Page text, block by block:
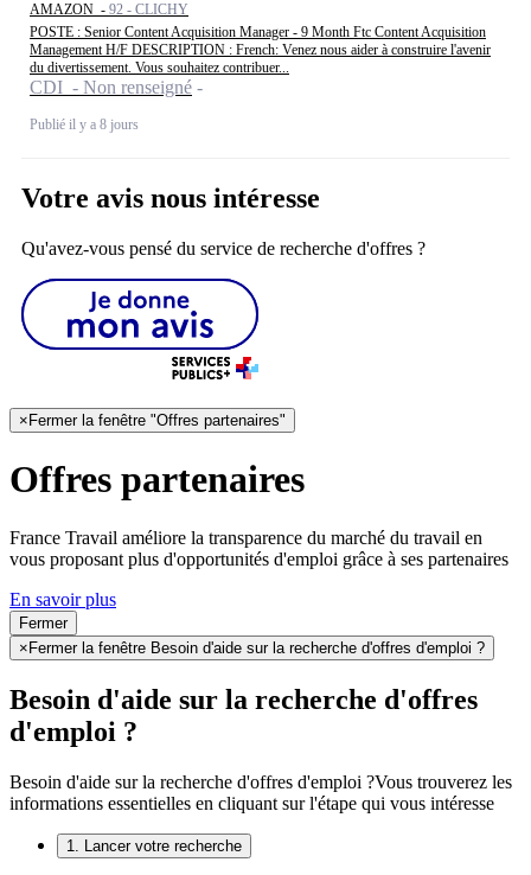
AMAZON - 92 - CLICHY
POSTE : Senior Content Acquisition Manager - 9 Month Ftc Content Acquisition
Management H/F DESCRIPTION : French: Venez nous aider à construire l'avenir
du divertissement. Vous souhaitez contribuer...
CDI - Non renseigné
Publié il y a 8 jours
Votre avis nous intéresse
Qu'avez-vous pensé du service de recherche d'offres ?
× Fermer la fenêtre "Offres partenaires"
Offres partenaires
France Travail améliore la transparence du marché du travail en
vous proposant plus d'opportunités d'emploi grâce à ses partenaires
En savoir plus
Fermer
× Fermer la fenêtre Besoin d'aide sur la recherche d'offres d'emploi ?
Besoin d'aide sur la recherche d'offres
d'emploi ?
Besoin d'aide sur la recherche d'offres d'emploi ?Vous trouverez les
informations essentielles en cliquant sur l'étape qui vous intéresse
1. Lancer votre recherche